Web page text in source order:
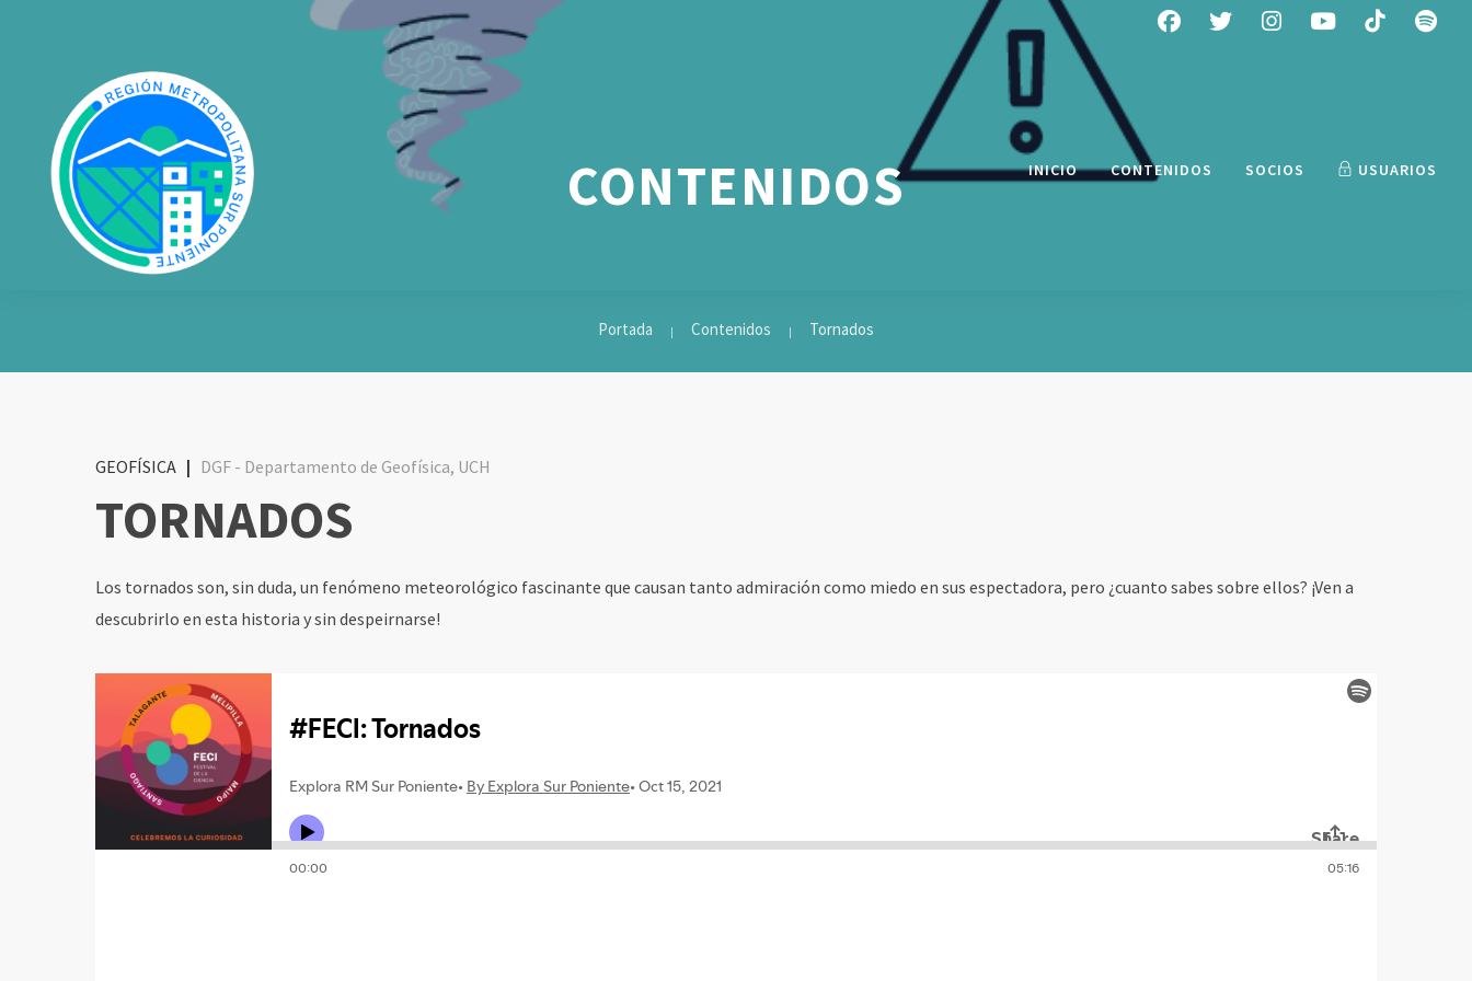
INICIO CONTENIDOS SOCIOS USUARIOS
CONTENIDOS
Portada Contenidos Tornados
GEOFÍSICA | DGF - Departamento de Geofísica, UCH
TORNADOS
Los tornados son, sin duda, un fenómeno meteorológico fascinante que causan tanto admiración como miedo en sus espectadora, pero ¿cuanto sabes sobre ellos? ¡Ven a
descubrirlo en esta historia y sin despeirnarse!